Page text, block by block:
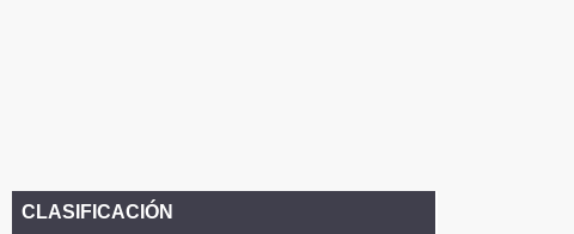
CLASIFICACIÓN